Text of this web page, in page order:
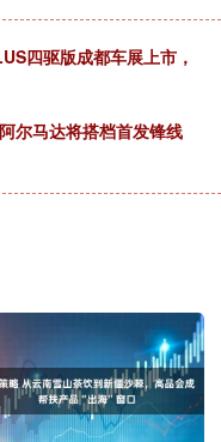
四驱版成都车展上市，
尔马达将搭档首发锋线